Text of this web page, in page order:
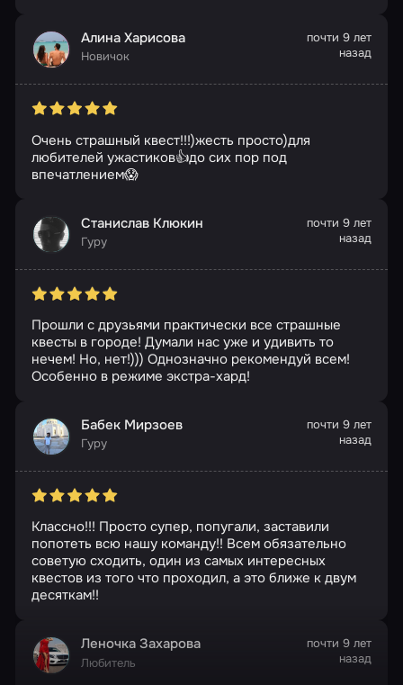
Алина Харисова
Новичок
почти 9 лет
назад
Очень страшный квест!!!)жесть просто)для
любителей ужастиков👍до сих пор под
впечатлением😱
Станислав Клюкин
Гуру
почти 9 лет
назад
Прошли с друзьями практически все страшные
квесты в городе! Думали нас уже и удивить то
нечем! Но, нет!))) Однозначно рекомендуй всем!
Особенно в режиме экстра-хард!
Бабек Мирзоев
Гуру
почти 9 лет
назад
Классно!!! Просто супер, попугали, заставили
попотеть всю нашу команду!! Всем обязательно
советую сходить, один из самых интересных
квестов из того что проходил, а это ближе к двум
десяткам!!
Леночка Захарова
Любитель
почти 9 лет
назад